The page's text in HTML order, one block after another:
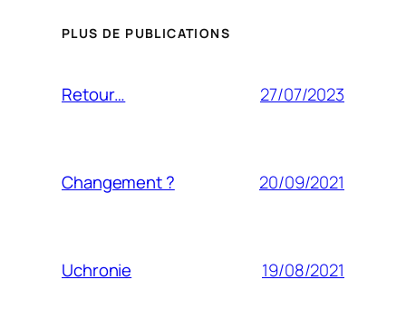
PLUS DE PUBLICATIONS
Retour… 27/07/2023
Changement ? 20/09/2021
Uchronie 19/08/2021